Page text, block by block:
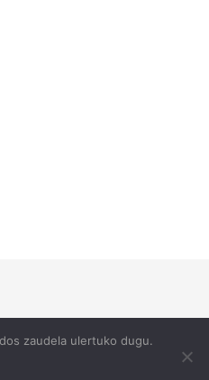
zaudela ulertuko dugu.